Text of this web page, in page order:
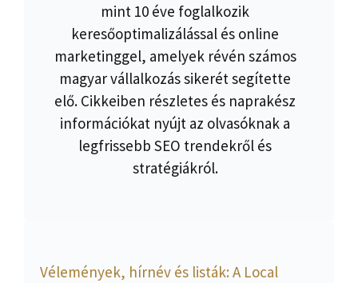
mint 10 éve foglalkozik
keresőoptimalizálással és online
marketinggel, amelyek révén számos
magyar vállalkozás sikerét segítette
elő. Cikkeiben részletes és naprakész
információkat nyújt az olvasóknak a
legfrissebb SEO trendekről és
stratégiákról.
Vélemények, hírnév és listák: A Local